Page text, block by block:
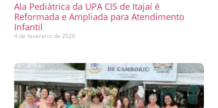
Ala Pediátrica da UPA CIS de Itajaí é
Reformada e Ampliada para Atendimento
Infantil
4 de fevereiro de 2026